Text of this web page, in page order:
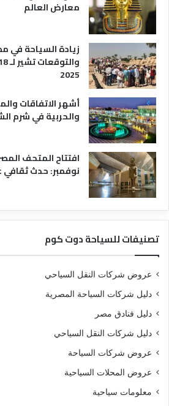
معارض العالم
2025
أشهر الاتفاقات
والحربية في شرم
افتتاح المتحف
نوفمبر: حدث ثقافي
تصنيفات للسياحة دوت كوم
عروض شركات النقل السياحي
دليل شركات السياحة المصرية
دليل فنادق مصر
دليل شركات النقل السياحي
عروض شركات السياحة
عروض المحلات السياحية
معلومات سياحية